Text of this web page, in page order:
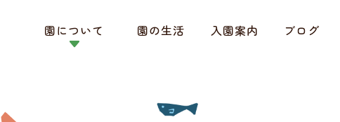
園について 園の生活 入園案内 ブログ